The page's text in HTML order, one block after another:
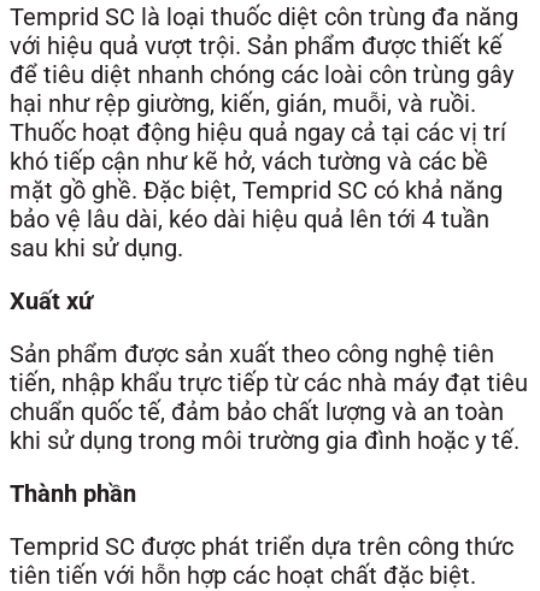
Temprid SC là loại thuốc diệt côn trùng đa năng
với hiệu quả vượt trội. Sản phẩm được thiết kế
để tiêu diệt nhanh chóng các loài côn trùng gây
hại như rệp giường, kiến, gián, muỗi, và ruồi.
Thuốc hoạt động hiệu quả ngay cả tại các vị trí
khó tiếp cận như kẽ hở, vách tường và các bề
mặt gồ ghề. Đặc biệt, Temprid SC có khả năng
bảo vệ lâu dài, kéo dài hiệu quả lên tới 4 tuần
sau khi sử dụng.
Xuất xứ
Sản phẩm được sản xuất theo công nghệ tiên
tiến, nhập khẩu trực tiếp từ các nhà máy đạt tiêu
chuẩn quốc tế, đảm bảo chất lượng và an toàn
khi sử dụng trong môi trường gia đình hoặc y tế.
Thành phần
Temprid SC được phát triển dựa trên công thức
tiên tiến với hỗn hợp các hoạt chất đặc biệt.